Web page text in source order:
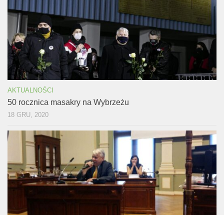
AKTUALNOŚCI
50 rocznica masakry na Wybrzeżu
18 GRU, 2020